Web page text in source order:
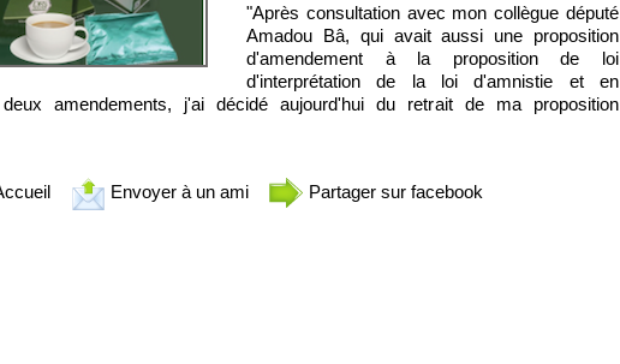
"Après consultation avec mon collègue député
Amadou Bâ, qui avait aussi une proposition
d'amendement à la proposition de loi
d'interprétation de la loi d'amnistie et en
amendements, j'ai décidé aujourd'hui du retrait de ma proposition
Envoyer à un ami Partager sur facebook